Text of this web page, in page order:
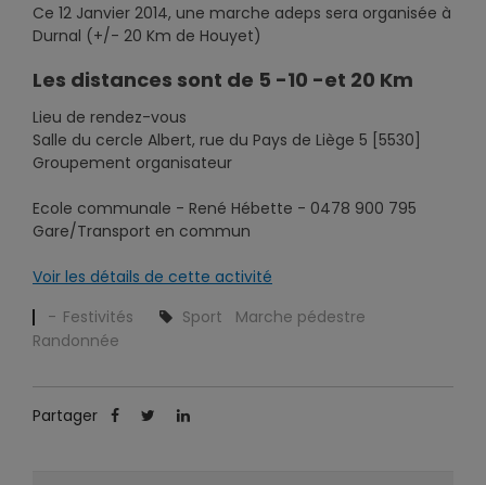
Ce 12 Janvier 2014, une marche adeps sera organisée à
Durnal (+/- 20 Km de Houyet)
Les distances sont de 5 -10 -et 20 Km
Lieu de rendez-vous
Salle du cercle Albert, rue du Pays de Liège 5 [5530]
Groupement organisateur
Ecole communale - René Hébette - 0478 900 795
Gare/Transport en commun
Voir les détails de cette activité
Festivités
Sport
Marche pédestre
Randonnée
Partager